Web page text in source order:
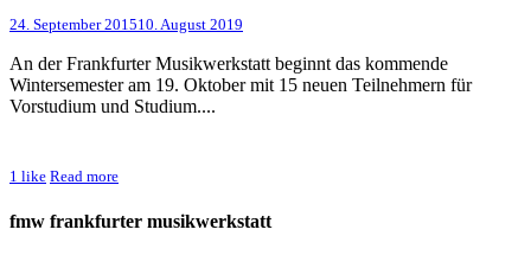
24. September 201510. August 2019
An der Frankfurter Musikwerkstatt beginnt das kommende
Wintersemester am 19. Oktober mit 15 neuen Teilnehmern für
Vorstudium und Studium....
1 like Read more
fmw frankfurter musikwerkstatt